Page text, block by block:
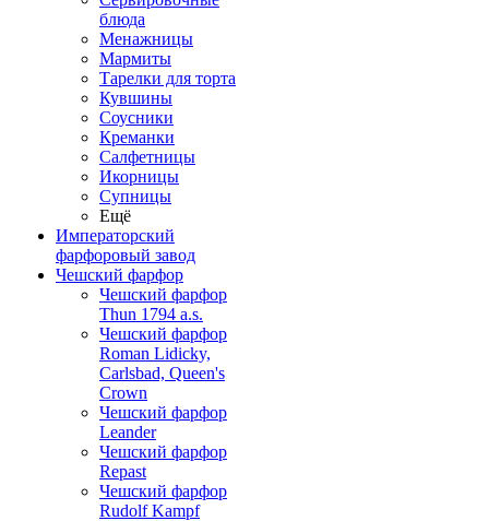
блюда
Менажницы
Мармиты
Тарелки для торта
Кувшины
Соусники
Креманки
Салфетницы
Икорницы
Супницы
Ещё
Императорский
фарфоровый завод
Чешский фарфор
Чешский фарфор
Thun 1794 a.s.
Чешский фарфор
Roman Lidicky,
Carlsbad, Queen's
Crown
Чешский фарфор
Leander
Чешский фарфор
Repast
Чешский фарфор
Rudolf Kampf